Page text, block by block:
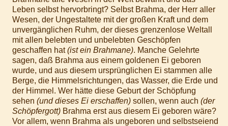
Leben selbst hervorbringt? Selbst Brahma, der Herr aller
Wesen, der Ungestaltete mit der großen Kraft und dem
unvergänglichen Ruhm, der dieses grenzenlose Weltall
mit allen belebten und unbelebten Geschöpfen
geschaffen hat(ist ein Brahmane). Manche Gelehrte
sagen, daß Brahma aus einem goldenen Ei geboren
wurde, und aus diesem ursprünglichen Ei stammen alle
Berge, die Himmelsrichtungen, das Wasser, die Erde und
der Himmel. Wer hätte diese Geburt der Schöpfung
sehen (und dieses Ei erschaffen) sollen, wenn auch (der
Schöpfergott) Brahma erst aus diesem Ei geboren wäre?
Vor allem, wenn Brahma als ungeboren und selbstseiend